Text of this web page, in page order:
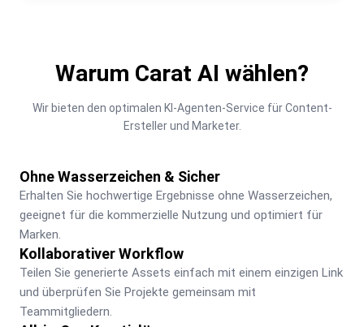
Warum Carat AI wählen?
Wir bieten den optimalen KI-Agenten-Service für Content-
Ersteller und Marketer.
Ohne Wasserzeichen & Sicher
Erhalten Sie hochwertige Ergebnisse ohne Wasserzeichen,
geeignet für die kommerzielle Nutzung und optimiert für
Marken.
Kollaborativer Workflow
Teilen Sie generierte Assets einfach mit einem einzigen Link
und überprüfen Sie Projekte gemeinsam mit
Teammitgliedern.